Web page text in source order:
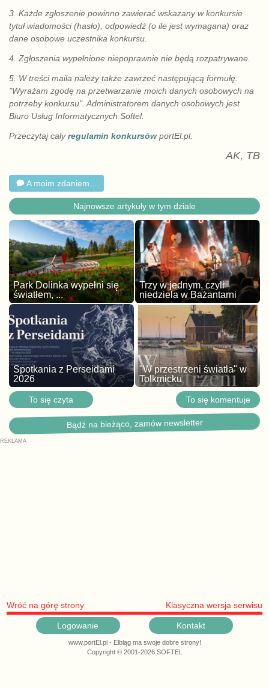
3. Każde zgłoszenie powinno zawierać wskazany w konkursie
tytuł wiadomości (hasło), odpowiedź (o ile jest wymagana) oraz
dane osobowe uczestnika konkursu.
4. Zgłoszenia wypełnione niepoprawnie nie będą rozpatrywane.
5. W treści maila należy także zawrzeć następującą formułę:
"Wyrażam zgodę na przetwarzanie moich danych osobowych na
potrzeby konkursu". Administratorem danych osobowych jest
Biuro Usług Informatycznych Softel.
Przeczytaj całyregulamin konkursówportEl.pl.
AK, TB
A moim zdaniem...
Najnowsze artykuły w tym dziale
Park Dolinka wypełni się
światłem, ...
Trzy w jednym, czyli
niedziela w Bażantarni
Spotkania z Perseidami
2026
"W przestrzeni światła" w
Tolkmicku
To się czyta To się komentuje
Bądź na bieżąco, zamów newsletter
Wróć na górę strony Klasyczna wersja serwisu
Logowanie Kontakt
www.portEl.pl - Elbląg ma swoje dobre strony!
Copyright © 2001-2026 SOFTEL